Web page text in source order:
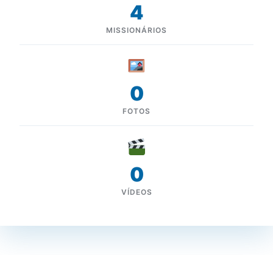
4
MISSIONÁRIOS
0
FOTOS
0
VÍDEOS